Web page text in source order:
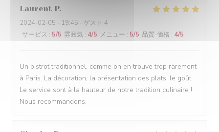
Laurent P
2024-02-05 - 19:45 - ゲスト 4
サービス : 5/5 雰囲気 : 4/5 メニュー : 5/5 品質-価格 : 4/5
Un bistrot traditionnel, comme on en trouve trop rarement
à Paris. La décoration, la présentation des plats, le goût.
Le service sont à la hauteur de notre tradition culinaire !
Nous recommandons.